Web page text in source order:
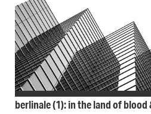
berlinale (1): in the land of blood